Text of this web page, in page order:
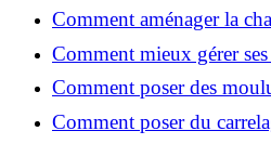
conseils sécurité, déco et
Comment aménager la
conseils sécurité, déco et
Comment mieux gérer
pratiques
Comment poser des
vidéo pas à pas ?
Comment poser du